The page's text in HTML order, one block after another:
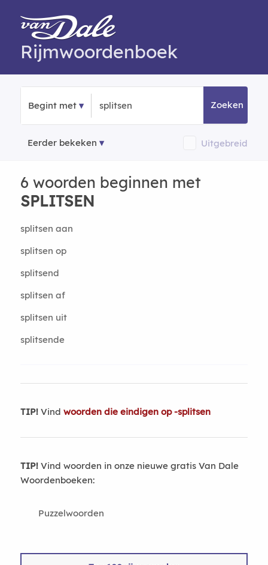
Rijmwoordenboek
Begint met Zoeken
Eerder bekeken Uitgebreid
6 woorden beginnen met
SPLITSEN
splitsen aan
splitsen op
splitsend
splitsen af
splitsen uit
splitsende
TIP!Vind woorden die eindigen op -splitsen
TIP!Vind woorden in onze nieuwe gratis Van Dale
Woordenboeken:
Puzzelwoorden